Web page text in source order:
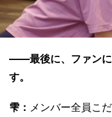
――最後に、ファンに
す。
雫： メンバー全員こ